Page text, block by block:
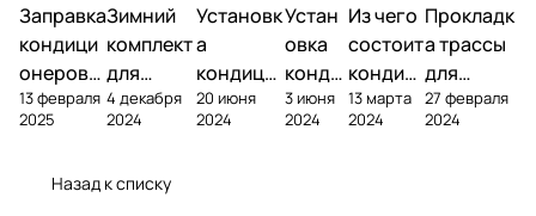
Заправка
кондици
онеров
фреоном
13 февраля
2025
Зимний
комплект
для
кондици
онера
4 декабря
2024
Установк
а
кондици
онера на
фасаде
20 июня
2024
Устан
овка
конди
ционе
ра
3 июня
2024
Из чего
состоит
кондиц
ионер?
13 марта
2024
Прокладк
а трассы
для
кондицио
нера
27 февраля
2024
Назад к списку